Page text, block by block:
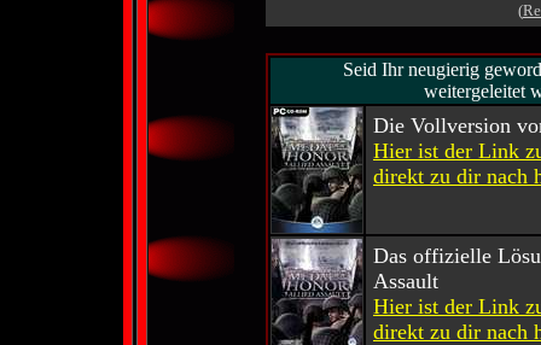
(
Seid Ihr neugierig
weitergeleitet
Die Vollversion
Hier ist der Link
direkt zu dir nach
Das offizielle
Assault
Hier ist der Link
direkt zu dir nach